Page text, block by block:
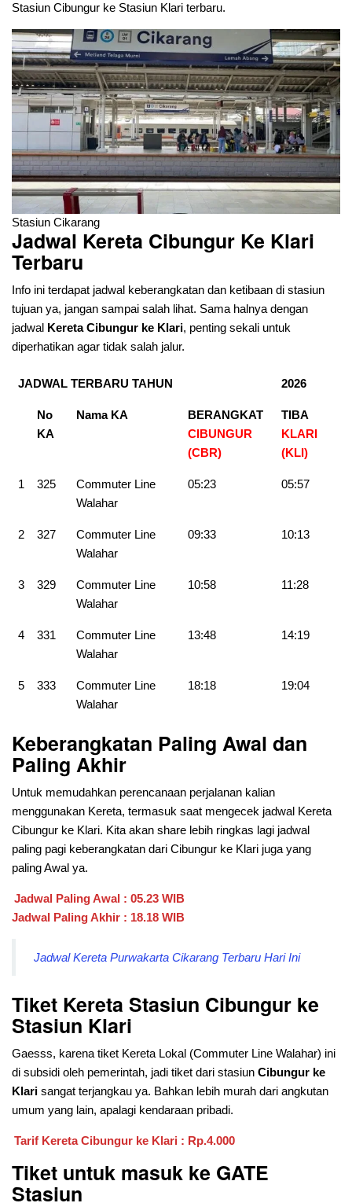
Stasiun Cibungur ke Stasiun Klari terbaru.
Stasiun Cikarang
Jadwal Kereta Cibungur Ke Klari
Terbaru
Info ini terdapat jadwal keberangkatan dan ketibaan di stasiun
tujuan ya, jangan sampai salah lihat. Sama halnya dengan
jadwal Kereta Cibungur ke Klari, penting sekali untuk
diperhatikan agar tidak salah jalur.
JADWAL TERBARU TAHUN 2026
No
KA
Nama KA
BERANGKAT
CIBUNGUR
(CBR)
TIBA
KLARI
(KLI)
1 325
Commuter Line
Walahar
05:23 05:57
2 327
Commuter Line
Walahar
09:33 10:13
3 329
Commuter Line
Walahar
10:58 11:28
4 331
Commuter Line
Walahar
13:48 14:19
5 333
Commuter Line
Walahar
18:18 19:04
Keberangkatan Paling Awal dan
Paling Akhir
Untuk memudahkan perencanaan perjalanan kalian
menggunakan Kereta, termasuk saat mengecek jadwal Kereta
Cibungur ke Klari. Kita akan share lebih ringkas lagi jadwal
paling pagi keberangkatan dari Cibungur ke Klari juga yang
paling Awal ya.
Jadwal Paling Awal : 05.23 WIB
Jadwal Paling Akhir : 18.18 WIB
Jadwal Kereta Purwakarta Cikarang Terbaru Hari Ini
Tiket Kereta Stasiun Cibungur ke
Stasiun Klari
Gaesss, karena tiket Kereta Lokal (Commuter Line Walahar) ini
di subsidi oleh pemerintah, jadi tiket dari stasiun Cibungur ke
Klari sangat terjangkau ya. Bahkan lebih murah dari angkutan
umum yang lain, apalagi kendaraan pribadi.
Tarif Kereta Cibungur ke Klari : Rp.4.000
Tiket untuk masuk ke GATE
Stasiun